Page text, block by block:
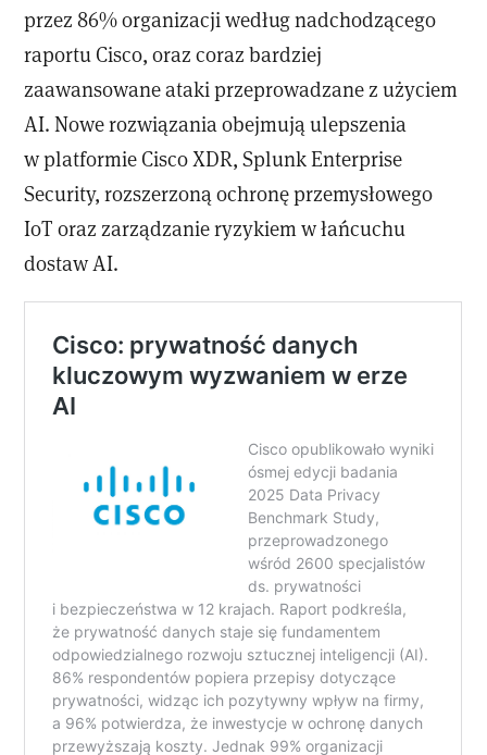
przez 86% organizacji według nadchodzącego
raportu Cisco, oraz coraz bardziej
zaawansowane ataki przeprowadzane z użyciem
AI. Nowe rozwiązania obejmują ulepszenia
w platformie Cisco XDR, Splunk Enterprise
Security, rozszerzoną ochronę przemysłowego
IoT oraz zarządzanie ryzykiem w łańcuchu
dostaw AI.